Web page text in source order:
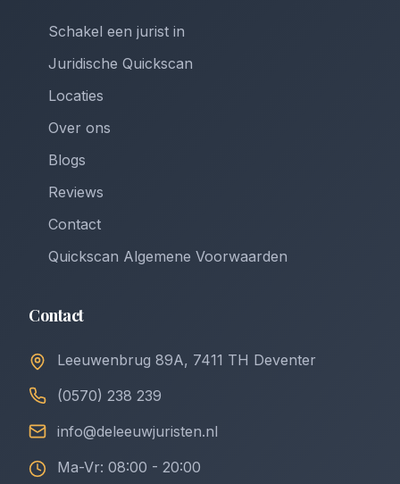
Schakel een jurist in
Juridische Quickscan
Locaties
Over ons
Blogs
Reviews
Contact
Quickscan Algemene Voorwaarden
Contact
Leeuwenbrug 89A, 7411 TH Deventer
(0570) 238 239
info@deleeuwjuristen.nl
Ma-Vr: 08:00 - 20:00